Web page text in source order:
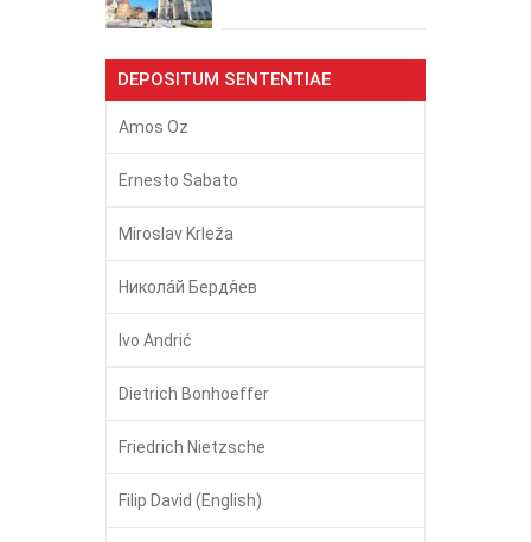
DEPOSITUM SENTENTIAE
Amos Oz
Ernesto Sabato
Miroslav Krleža
Никола́й Бердя́ев
Ivo Andrić
Dietrich Bonhoeffer
Friedrich Nietzsche
Filip David (English)